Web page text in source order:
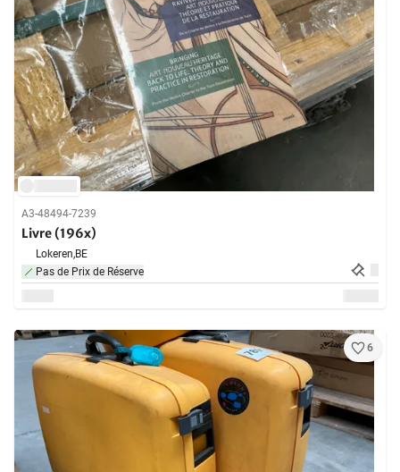
A3-48494-7239
Livre (196x)
Lokeren,BE
Pas de Prix de Réserve
6